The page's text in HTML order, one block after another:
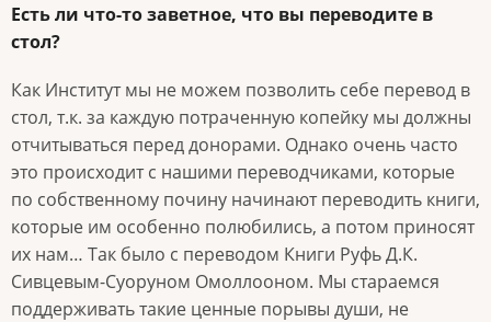
Есть ли что-то заветное, что вы переводите в
стол?
Как Институт мы не можем позволить себе перевод в
стол, т.к. за каждую потраченную копейку мы должны
отчитываться перед донорами. Однако очень часто
это происходит с нашими переводчиками, которые
по собственному почину начинают переводить книги,
которые им особенно полюбились, а потом приносят
их нам… Так было с переводом Книги Руфь Д.К.
Сивцевым-Суоруном Омоллооном. Мы стараемся
поддерживать такие ценные порывы души, не